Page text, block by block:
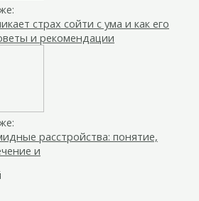
страх сойти с ума и как его
и рекомендации
расстройства: понятие,
и